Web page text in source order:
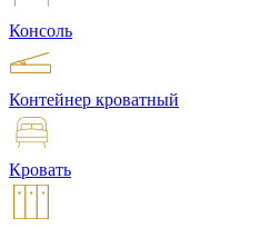
Консоль
Контейнер кроватный
Кровать